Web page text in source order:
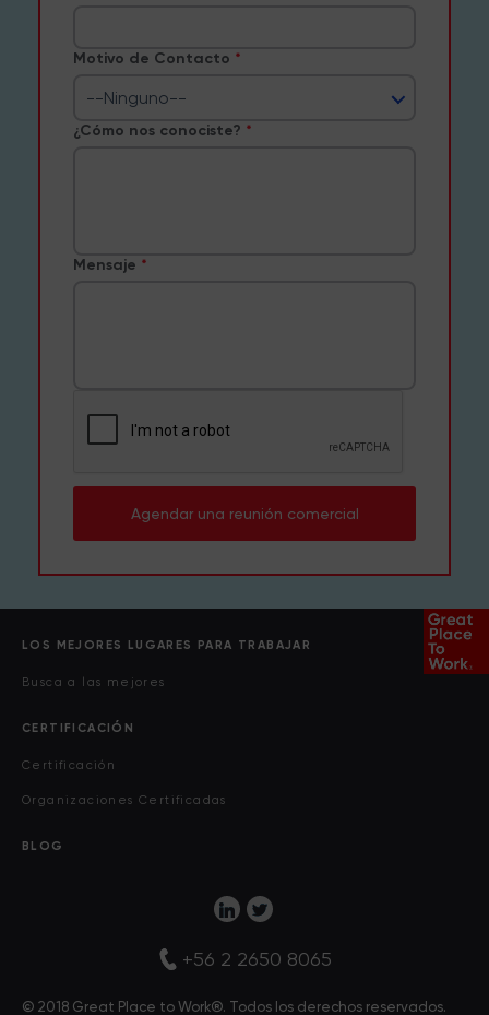
Motivo de Contacto
--Ninguno--
¿Cómo nos conociste?
Mensaje
Agendar una reunión comercial
LOS MEJORES LUGARES PARA TRABAJAR
Busca a las mejores
CERTIFICACIÓN
Certificación
Organizaciones Certificadas
BLOG
+56 2 2650 8065
© 2018 Great Place to Work®. Todos los derechos reservados.